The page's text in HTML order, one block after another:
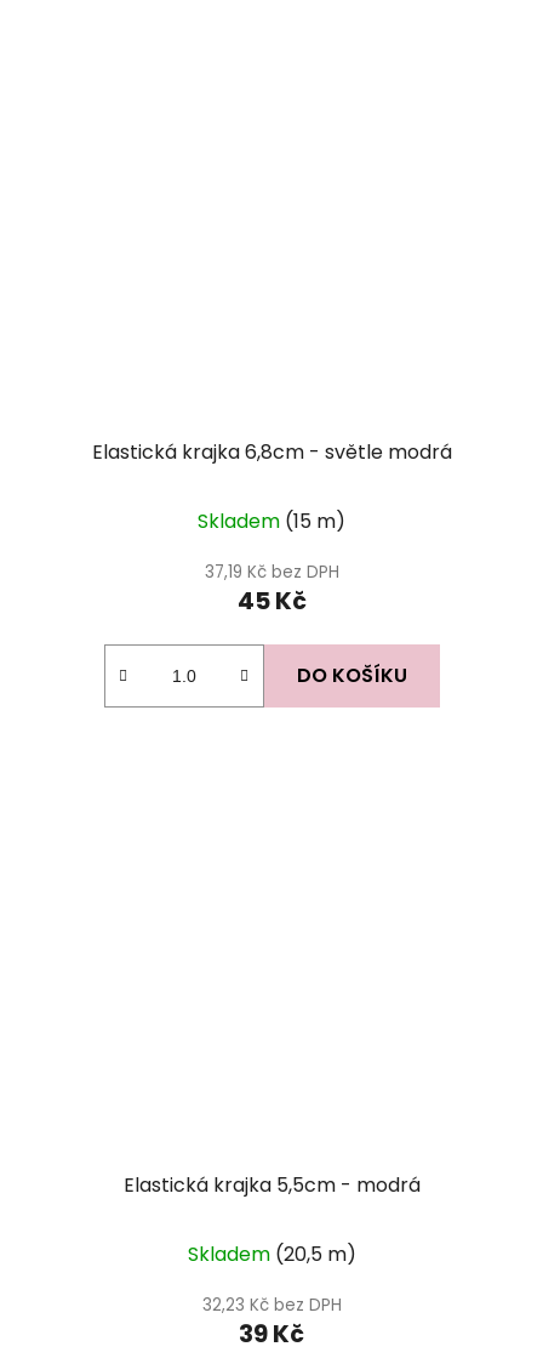
Elastická krajka 6,8cm - světle modrá
Skladem (15 m)
37,19 Kč bez DPH
45 Kč
DO KOŠÍKU
Elastická krajka 5,5cm - modrá
Skladem (20,5 m)
32,23 Kč bez DPH
39 Kč